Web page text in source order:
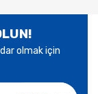
olmak için